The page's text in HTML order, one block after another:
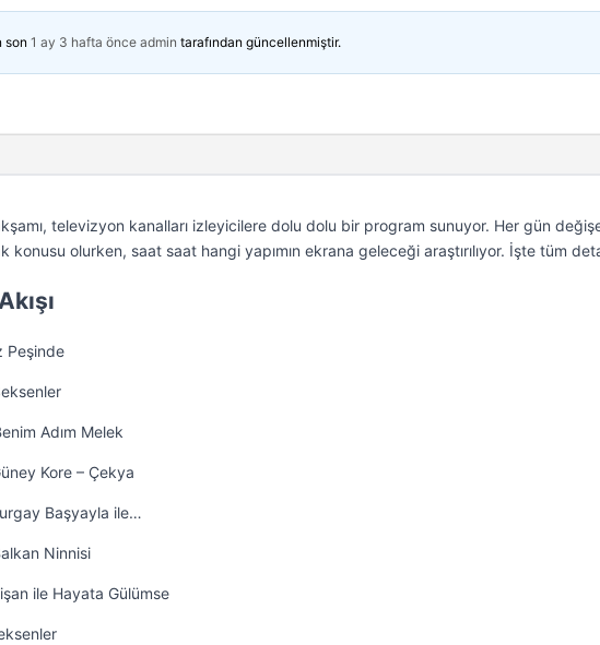
son 1 ay 3 hafta önce admin tarafından güncellenmiştir.
televizyon kanalları izleyicilere dolu dolu bir program sunuyor. Her gün
konusu olurken, saat saat hangi yapımın ekrana geleceği araştırılıyor. İşte tüm
Peşinde
Adım Melek
Kore – Çekya
Başyayla ile…
Ninnisi
ile Hayata Gülümse